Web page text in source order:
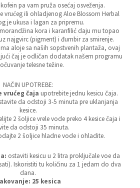
pa vam pruža osećaj osveženja.
vrućeg ili ohladjenog Aloe Blossom Herbal
je ukusa i lagan za pripremu.
kora i karanfilić daju mu topao
najgvirc (pigment) i đumbir za smirenje.
aloje sa naših sopstvenih plantaža, ovaj
čaj je odličan dodatak našem programu
telesne težine.
NAČIN UPOTREBE:
vrućeg čaja upotrebite jednu kesicu čaja.
da odstoji 3-5 minuta pre uklanjanja
kesice.
2 šoljice vrele vode preko 4 kesice čaja i
da odstoji 35 minuta.
2 šoljice hladne vode i ohladite.
ostaviti kesicu u 2 litra proključale voe da
Iskoristiti tu količinu za 1 jedam do dva
dana.
25 kesica